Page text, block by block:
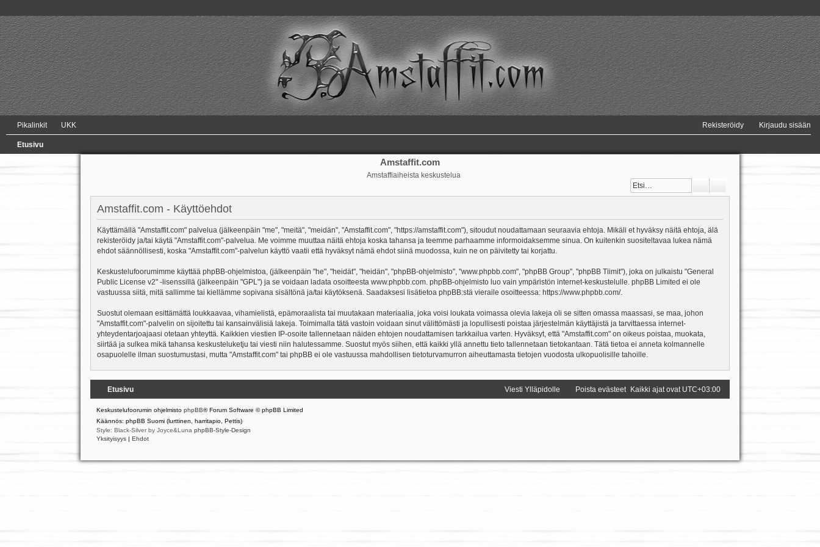
Pikalinkit UKK Kirjaudu sisään
Rekisteröidy
Etusivu
Amstaffit.com
Amstaffiaiheista keskustelua
Amstaffit.com - Käyttöehdot
Käyttämällä "Amstaffit.com" palvelua (jälkeenpäin "me", "meitä", "meidän", "Amstaffit.com", "https://amstaffit.com"), sitoudut noudattamaan seuraavia ehtoja. Mikäli et hyväksy näitä ehtoja, älä
rekisteröidy ja/tai käytä "Amstaffit.com"-palvelua. Me voimme muuttaa näitä ehtoja koska tahansa ja teemme parhaamme informoidaksemme sinua. On kuitenkin suositeltavaa lukea nämä
ehdot säännöllisesti, koska "Amstaffit.com"-palvelun käyttö vaatii että hyväksyt nämä ehdot siinä muodossa, kuin ne on päivitetty tai korjattu.
Keskustelufoorumimme käyttää phpBB-ohjelmistoa, (jälkeenpäin "he", "heidät", "heidän", "phpBB-ohjelmisto", "www.phpbb.com", "phpBB Group", "phpBB Tiimit"), joka on julkaistu "General
Public License v2" -lisenssillä (jälkeenpäin "GPL") ja se voidaan ladata osoitteesta www.phpbb.com. phpBB-ohjelmisto luo vain ympäristön internet-keskustelulle. phpBB Limited ei ole
vastuussa siitä, mitä sallimme tai kiellämme sopivana sisältönä ja/tai käytöksenä. Saadaksesi lisätietoa phpBB:stä vieraile osoitteessa: https://www.phpbb.com/.
Suostut olemaan esittämättä loukkaavaa, vihamielistä, epämoraalista tai muutakaan materiaalia, joka voisi loukata voimassa olevia lakeja oli se sitten omassa maassasi, se maa, johon
"Amstaffit.com"-palvelin on sijoitettu tai kansainvälisiä lakeja. Toimimalla tätä vastoin voidaan sinut välittömästi ja lopullisesti poistaa järjestelmän käyttäjistä ja tarvittaessa internet-
yhteydentarjoajaasi otetaan yhteyttä. Kaikkien viestien IP-osoite tallennetaan näiden ehtojen noudattamisen tarkkailua varten. Hyväksyt, että "Amstaffit.com" on oikeus poistaa, muokata,
siirtää ja sulkea mikä tahansa keskusteluketju tai viesti niin halutessamme. Suostut myös siihen, että kaikki yllä annettu tieto tallennetaan tietokantaan. Tätä tietoa ei anneta kolmannelle
osapuolelle ilman suostumustasi, mutta "Amstaffit.com" tai phpBB ei ole vastuussa mahdollisen tietoturvamurron aiheuttamasta tietojen vuodosta ulkopuolisille tahoille.
Etusivu Kaikki ajat ovat UTC+03:00
Poista evästeet
Viesti Ylläpidolle
Keskustelufoorumin ohjelmisto phpBB® Forum Software © phpBB Limited
Käännös: phpBB Suomi (lurttinen, harritapio, Pettis)
Style: Black-Silver by Joyce&Luna phpBB-Style-Design
Yksityisyys | Ehdot